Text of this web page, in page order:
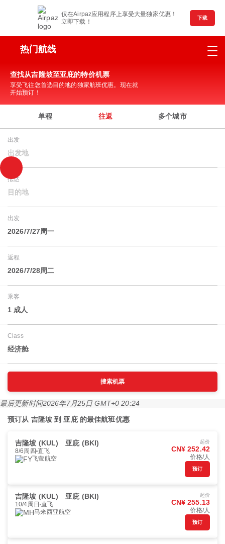
仅在Airpaz应用程序上享受大量独家优惠！
立即下载！
下载
热门航线
查找从吉隆坡至亚庇的特价机票
享受飞往您首选目的地的独家航班优惠。现在就
开始预订！
单程 往返 多个城市
出发
出发地
抵达
目的地
出发
2026/7/27周一
返程
2026/7/28周二
乘客
1 成人
Class
经济舱
搜索机票
最后更新时间2026年7月25日 GMT+0 20:24
预订从 吉隆坡 到 亚庇 的最佳航班优惠
吉隆坡 (KUL) 亚庇 (BKI)
8/6周四 直飞
飞萤航空
起价
CN¥ 252.42
价格/人
预订
吉隆坡 (KUL) 亚庇 (BKI)
10/4周日 直飞
马来西亚航空
起价
CN¥ 255.13
价格/人
预订